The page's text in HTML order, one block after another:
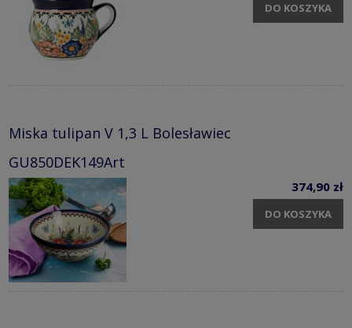
DO KOSZYKA
Miska tulipan V 1,3 L Bolesławiec
GU850DEK149Art
374,90 zł
DO KOSZYKA